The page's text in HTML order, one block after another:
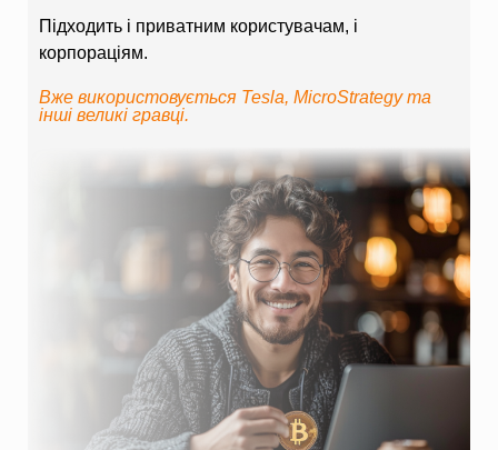
Підходить і приватним користувачам, і
корпораціям.
Вже використовується Tesla, MicroStrategy та
інші великі гравці.